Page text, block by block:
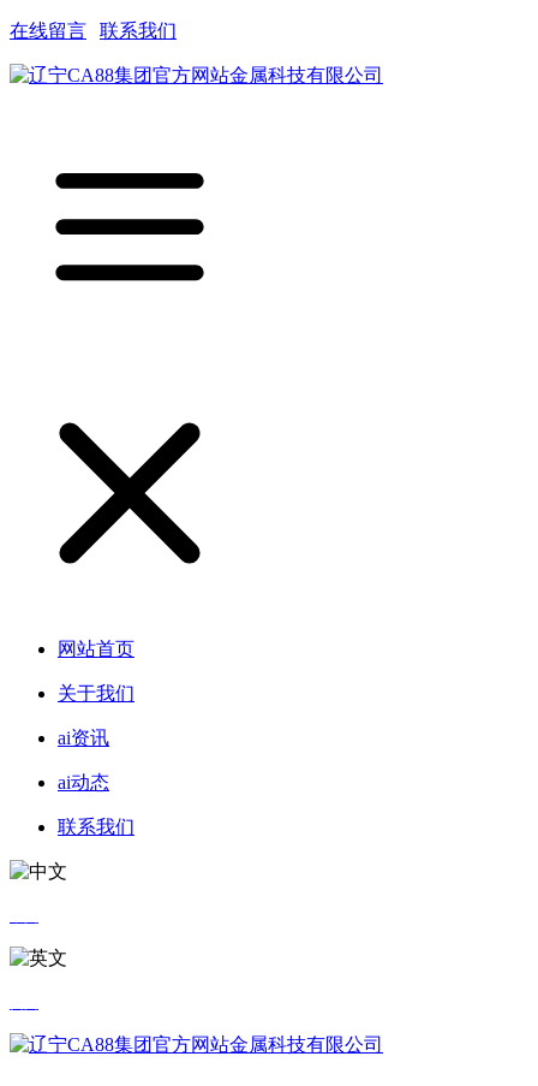
在线留言 联系我们
网站首页
关于我们
ai资讯
ai动态
联系我们